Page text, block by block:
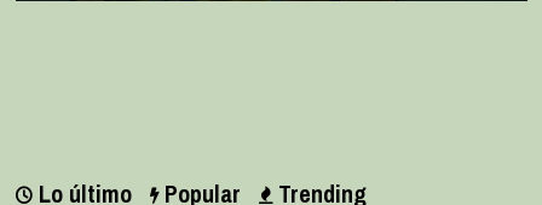
Lo último Popular Trending